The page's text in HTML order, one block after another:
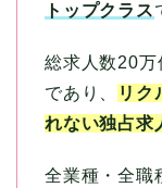
トップクラス
総求人数20万
であり、
リク
れない独占求
全業種・全職